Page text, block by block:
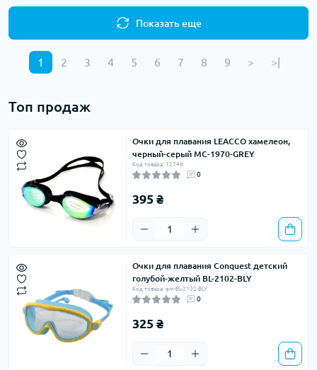
Показать еще
1 2 3 4 5 6 7 8 9 > >|
Топ продаж
Очки для плавания LEACCO хамелеон,
черный-серый MC-1970-GREY
Код товара: 12746
0
395 ₴
Очки для плавания Conquest детский
голубой-желтый BL-2102-BLY
Код товара: gm-BL-2102-BLY
0
325 ₴